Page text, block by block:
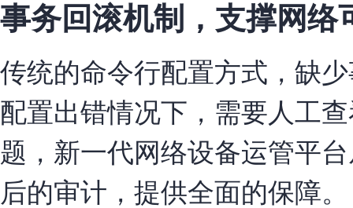
事务回滚机制，支撑网络
传统的命令行配置方式，缺
配置出错情况下，需要人工
题，新一代网络设备运管平
后的审计，提供全面的保障。